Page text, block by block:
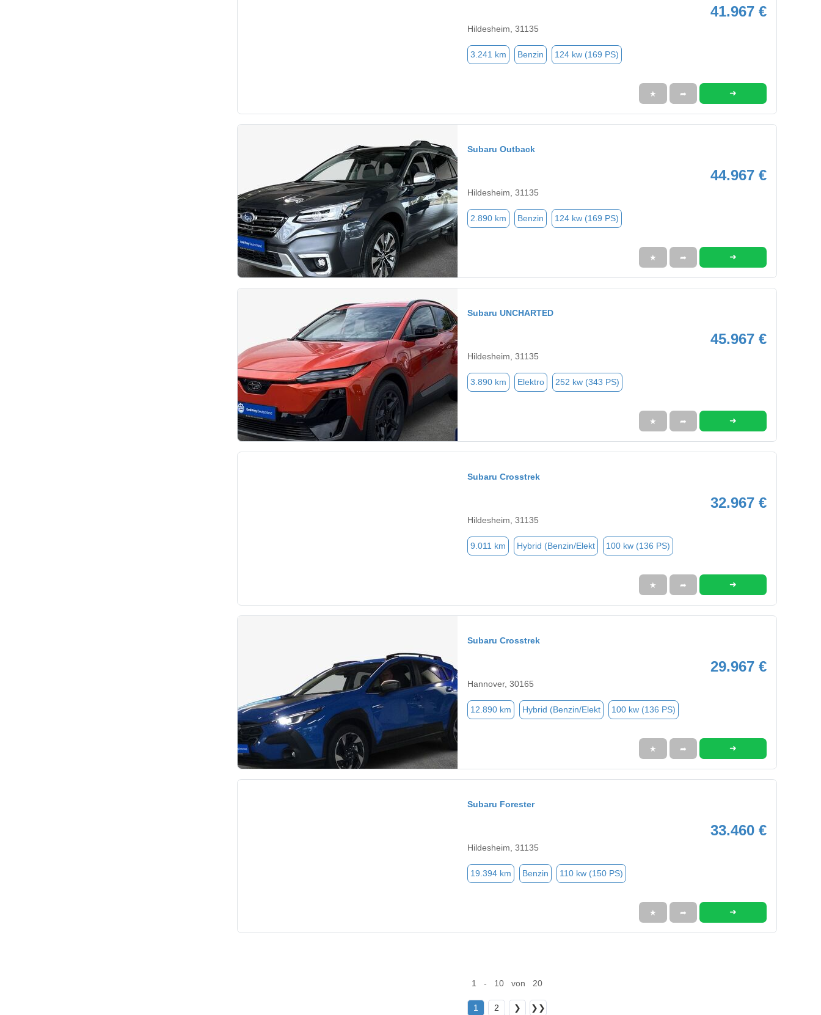
41.967 €
Hildesheim, 31135
3.241 km Benzin 124 kw (169 PS)
★ ➦ ➜
Subaru Outback
44.967 €
Hildesheim, 31135
2.890 km Benzin 124 kw (169 PS)
★ ➦ ➜
Subaru UNCHARTED
45.967 €
Hildesheim, 31135
3.890 km Elektro 252 kw (343 PS)
★ ➦ ➜
Subaru Crosstrek
32.967 €
Hildesheim, 31135
9.011 km Hybrid (Benzin/Elekt 100 kw (136 PS)
★ ➦ ➜
Subaru Crosstrek
29.967 €
Hannover, 30165
12.890 km Hybrid (Benzin/Elekt 100 kw (136 PS)
★ ➦ ➜
Subaru Forester
33.460 €
Hildesheim, 31135
19.394 km Benzin 110 kw (150 PS)
★ ➦ ➜
1 - 10 von 20
1 2 ❯ ❯❯